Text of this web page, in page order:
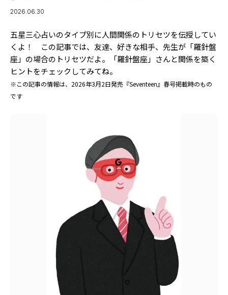
ST member
2026.06.30
五星三心占いのタイプ別に人間関係のトリセツを伝授してい
くよ！ この記事では、友達、好きな相手、先生が「羅針盤
座」の場合のトリセツだよ。「羅針盤座」さんと関係を築く
ヒントをチェックしてみてね。
※この記事の情報は、2026年3月2日発売『Seventeen』春号掲載時のもの
です